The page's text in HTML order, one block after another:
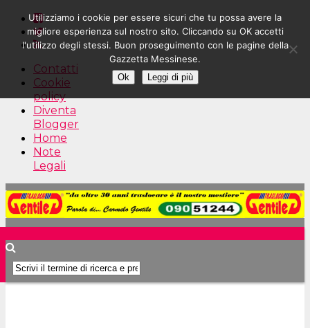
Contatti
Cookie
policy
Diventa
Blogger
Home
Note
Legali
Utilizziamo i cookie per essere sicuri che tu possa avere la
migliore esperienza sul nostro sito. Cliccando su OK accetti
l'utilizzo degli stessi. Buon proseguimento con le pagine della
Gazzetta Messinese.
Ok Leggi di più